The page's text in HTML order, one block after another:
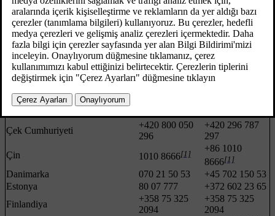
Arnavutluk
+385 162 698
40
+385 162 698
40
Avusturya
+43 1 50 50 300+43 1 50 50 300
Belçika
02 773 62 22
+32 2 773 62 22
Beyaz Rusya
+7 495 212 24
68
+7 495 212 24
68
Bosna-Hersek
+385 162 698
+385 162 698
Brezilya
Çek Cumhuriyeti
+420 800 050
296
+420 296 787
297
Çin
1010 8666[1]
+86 1010
8666[1]
Danimarka 070 21 50 53
+45 702 150 53
Estonya
80 07 777
+372 602 23 65
Finlandiya
+358 75 325
2094
+358 75 325
2094